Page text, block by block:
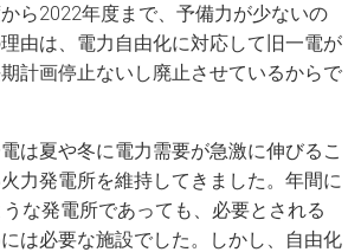
ら2022年度まで、予備力が少ないの
由は、電力自由化に対応して旧一電が
計画停止ないし廃止させているからで
は夏や冬に電力需要が急激に伸びるこ
力発電所を維持してきました。年間に
な発電所であっても、必要とされる
は必要な施設でした。しかし、自由化